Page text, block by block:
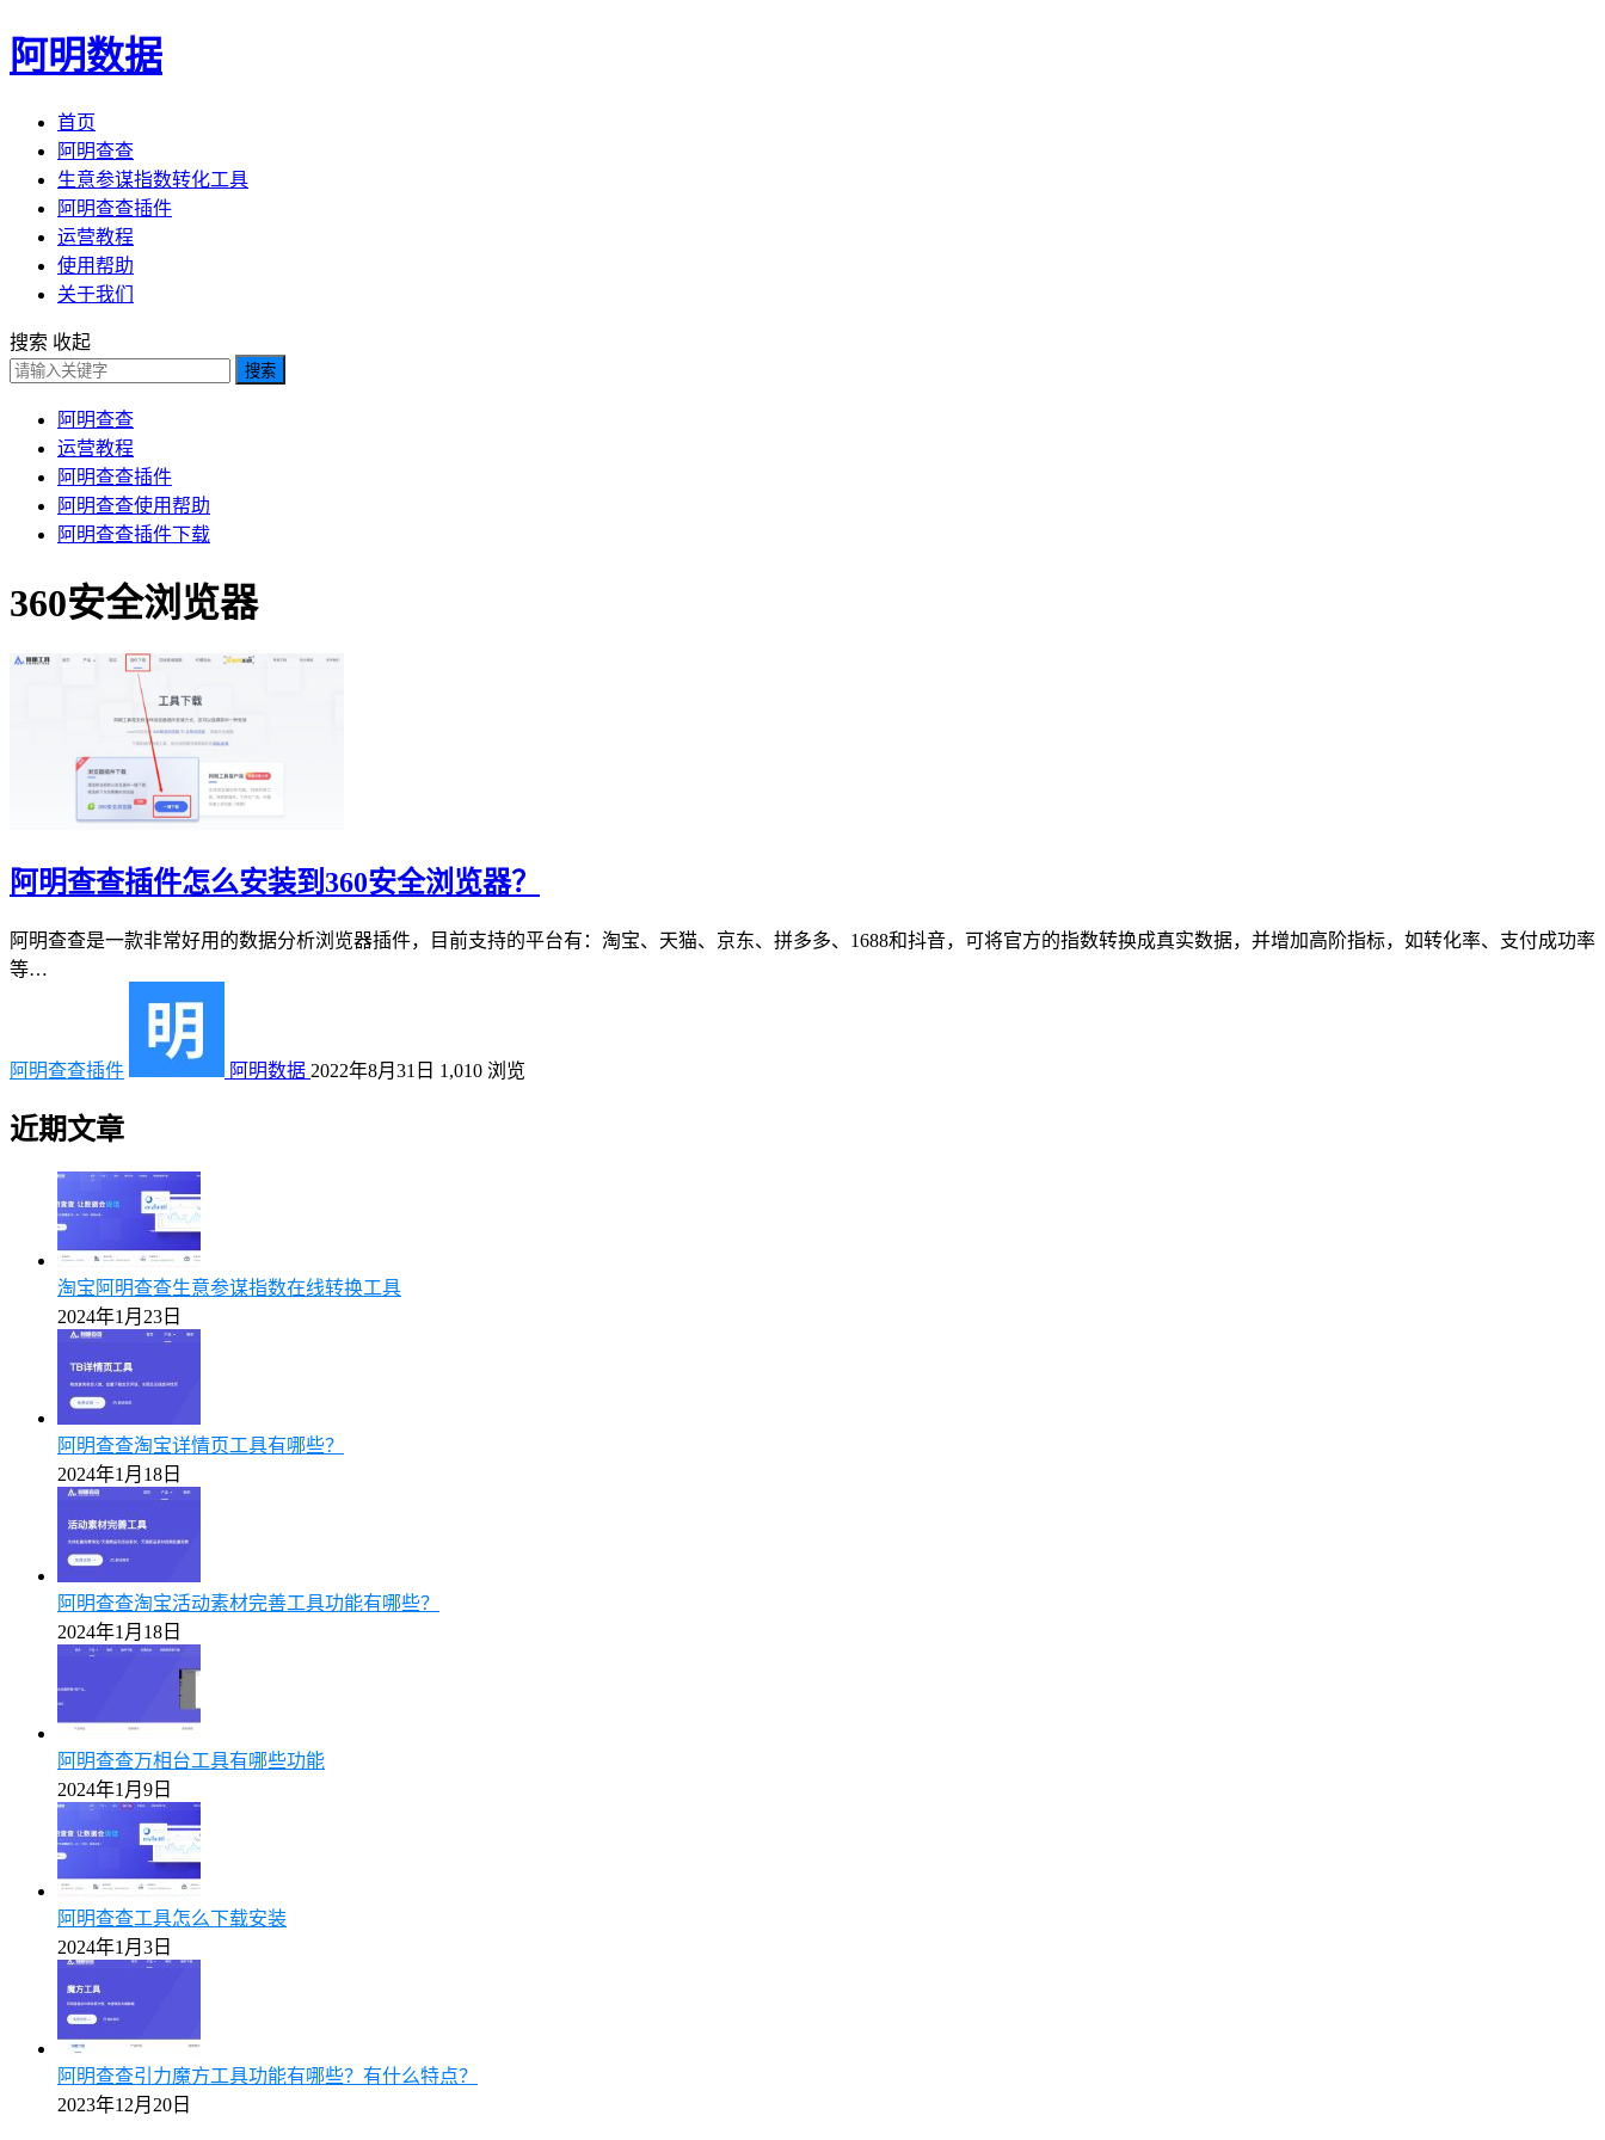
阿明数据
首页
阿明查查
生意参谋指数转化工具
阿明查查插件
运营教程
使用帮助
关于我们
搜索 收起
搜索
阿明查查
运营教程
阿明查查插件
阿明查查使用帮助
阿明查查插件下载
360安全浏览器
阿明查查插件怎么安装到360安全浏览器？
阿明查查是一款非常好用的数据分析浏览器插件，目前支持的平台有：淘宝、天猫、京东、拼多多、1688和抖音，可将官方的指数转换成真实数据，并增加高阶指标，如转化率、支付成功率
等…
阿明查查插件 阿明数据 2022年8月31日 1,010 浏览
近期文章
淘宝阿明查查生意参谋指数在线转换工具
2024年1月23日
阿明查查淘宝详情页工具有哪些？
2024年1月18日
阿明查查淘宝活动素材完善工具功能有哪些？
2024年1月18日
阿明查查万相台工具有哪些功能
2024年1月9日
阿明查查工具怎么下载安装
2024年1月3日
阿明查查引力魔方工具功能有哪些？有什么特点？
2023年12月20日